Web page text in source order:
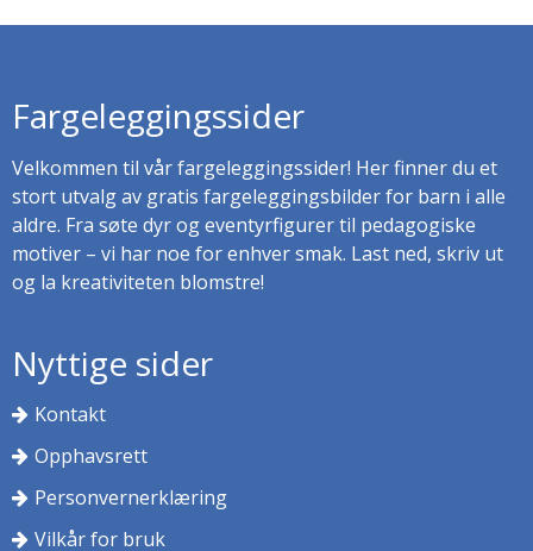
Fargeleggingssider
Velkommen til vår fargeleggingssider! Her finner du et
stort utvalg av gratis fargeleggingsbilder for barn i alle
aldre. Fra søte dyr og eventyrfigurer til pedagogiske
motiver – vi har noe for enhver smak. Last ned, skriv ut
og la kreativiteten blomstre!
Nyttige sider
Kontakt
Opphavsrett
Personvernerklæring
Vilkår for bruk